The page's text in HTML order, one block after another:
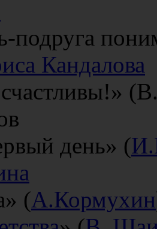
подруга
Кандалова
счастливы!»
день» (
(А.Кормухин